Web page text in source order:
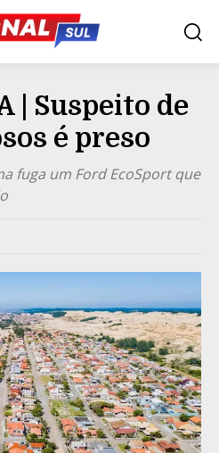
| Suspeito de
é preso
fuga um Ford EcoSport que